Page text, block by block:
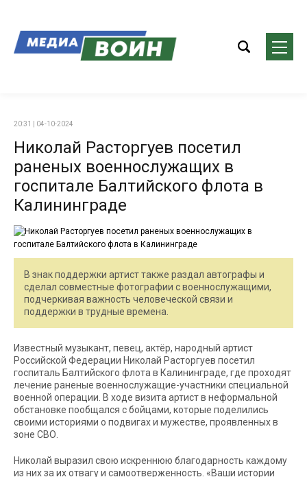
20:31 | 04-10-2024
Николай Расторгуев посетил
раненых военнослужащих в
госпитале Балтийского флота в
Калининграде
В знак поддержки артист также раздал автографы и
сделал совместные фотографии с военнослужащими,
подчеркивая важность человеческой связи и
поддержки в трудные времена.
Известный музыкант, певец, актёр, народный артист
Российской Федерации Николай Расторгуев посетил
госпиталь Балтийского флота в Калининграде, где проходят
лечение раненые военнослужащие-участники специальной
военной операции. В ходе визита артист в неформальной
обстановке пообщался с бойцами, которые поделились
своими историями о подвигах и мужестве, проявленных в
зоне СВО.
Николай выразил свою искреннюю благодарность каждому
из них за их отвагу и самоотверженность. «Ваши истории